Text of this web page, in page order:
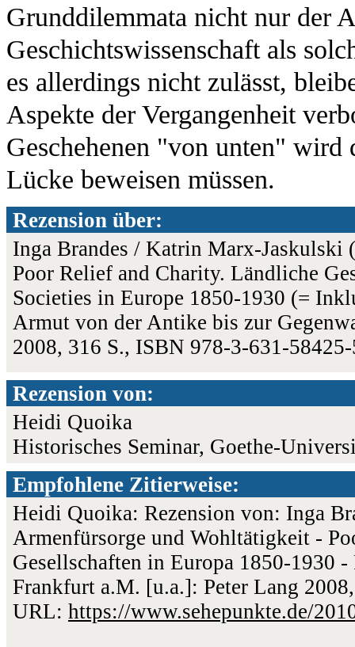
Grunddilemmata nicht nur der
Geschichtswissenschaft als
es allerdings nicht zulässt,
Aspekte der Vergangenheit
Geschehenen "von unten"
Lücke beweisen müssen.
Rezension über:
Inga Brandes / Katrin Marx-
Poor Relief and Charity. Ländliche
Societies in Europe 1850-1930 (=
Armut von der Antike bis zur
2008, 316 S., ISBN 978-3-631-
Rezension von:
Heidi Quoika
Historisches Seminar, Goethe-
Empfohlene Zitierweise:
Heidi Quoika: Rezension von: Inga
Armenfürsorge und Wohltätigkeit -
Gesellschaften in Europa 1850-1930
Frankfurt a.M. [u.a.]: Peter Lang
URL: https://www.sehepunkte.de/